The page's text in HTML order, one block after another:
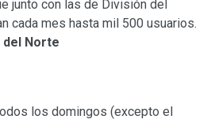
junto con las de División del
cada mes hasta mil 500 usuarios.
Norte
los domingos (excepto el